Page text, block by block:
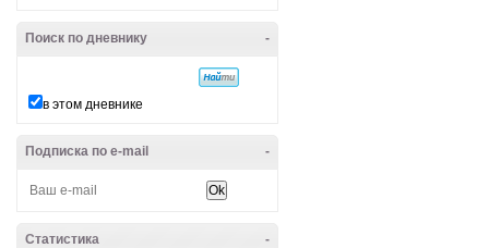
-
Поиск по дневнику
в этом дневнике
-
Подписка по e-mail
-
Статистика